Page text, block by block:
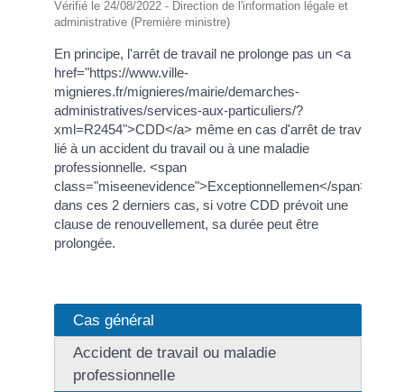
Vérifié le 24/08/2022 - Direction de l'information légale et
administrative (Première ministre)
En principe, l'arrêt de travail ne prolonge pas un <a
href="https://www.ville-
mignieres.fr/mignieres/mairie/demarches-
administratives/services-aux-particuliers/?
xml=R2454">CDD</a> même en cas d'arrêt de travail
lié à un accident du travail ou à une maladie
professionnelle. <span
class="miseenevidence">Exceptionnellemen</span>t,
dans ces 2 derniers cas, si votre CDD prévoit une
clause de renouvellement, sa durée peut être
prolongée.
Cas général
Accident de travail ou maladie
professionnelle